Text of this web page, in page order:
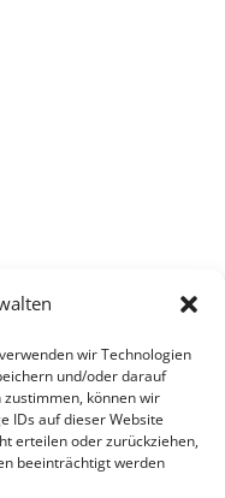
wir Technologien
und/oder darauf
zustimmen, können wir
IDs auf dieser Website
erteilen oder zurückziehen,
beeinträchtigt werden